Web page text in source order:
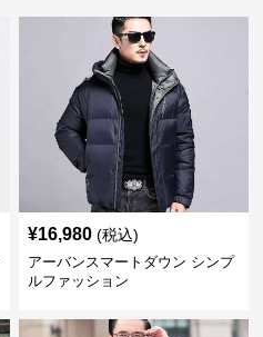
¥16,980 (税込)
アーバンスマートダウン シンプ
ルファッション